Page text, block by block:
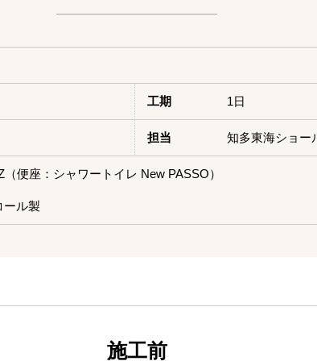
工期 1日
担当 知多東海ショー
便座：シャワートイレ New PASSO）
ール製
施工前